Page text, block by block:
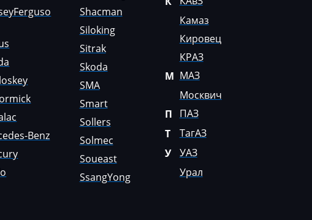
Benz
Shacman
Siloking
Sitrak
Skoda
SMA
Smart
Sollers
Solmec
Soueast
SsangYong
Камаз
Кировец
КРАЗ
М МАЗ
Москвич
П
ПАЗ
Т
ТагАЗ
У
УАЗ
Урал